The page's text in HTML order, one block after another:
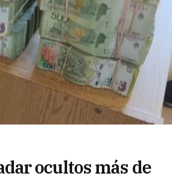
ocultos más de